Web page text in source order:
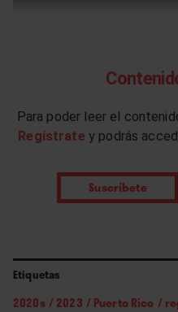
Para poder leer el
Regístrate y podrás
Suscríbete
Etiquetas
2020s / 2023 / Puerto Rico /